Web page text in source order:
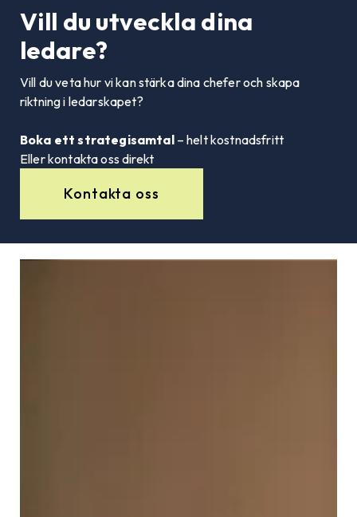
Vill du utveckla dina
ledare?
Vill du veta hur vi kan stärka dina chefer och skapa
riktning i ledarskapet?
Boka ett strategisamtal– helt kostnadsfritt
Eller kontakta oss direkt
Kontakta oss